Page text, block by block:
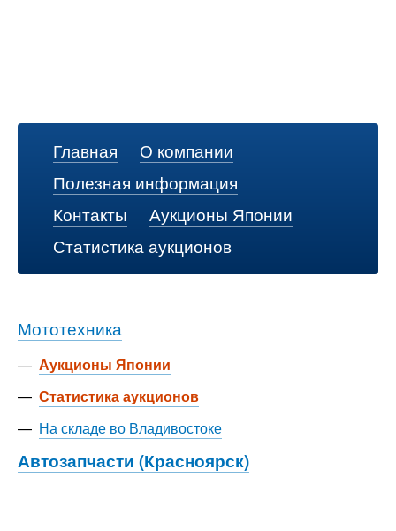
Главная
О компании
Полезная информация
Контакты
Аукционы Японии
Статистика аукционов
Мототехника
— Аукционы Японии
— Статистика аукционов
— На складе во Владивостоке
Автозапчасти (Красноярск)